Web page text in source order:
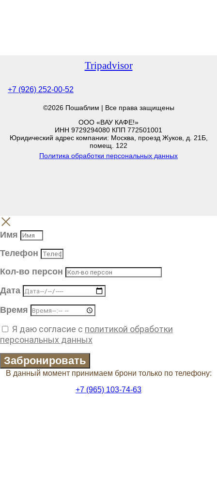
Tripadvisor
+7 (926) 252-00-52
©2026 Пошаблим | Все права защищены
ООО «ВАУ КАФЕ!»
ИНН 9729294080 КПП 772501001
Юридический адрес компании: Москва, проезд Жуков, д. 21Б,
помещ. 122
Политика обработки персональных данных
Имя
Телефон
Кол-во персон
Дата
Время
Я даю согласие с политикой обработки
персональных данных
Забронировать
В данный момент принимаем брони только по телефону:
+7 (965) 103-74-63